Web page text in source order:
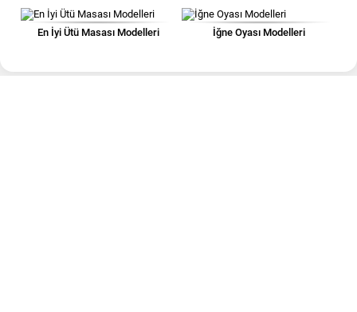
En İyi Ütü Masası Modelleri İğne Oyası Modelleri